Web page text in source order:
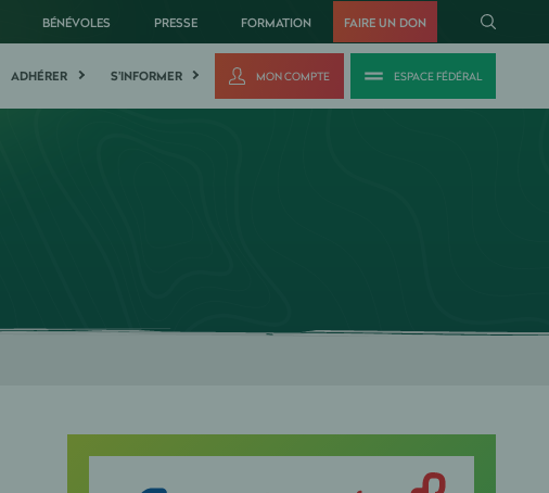
BÉNÉVOLES PRESSE FORMATION FAIRE UN DON
ADHÉRER S'INFORMER MON COMPTE ESPACE FÉDÉRAL